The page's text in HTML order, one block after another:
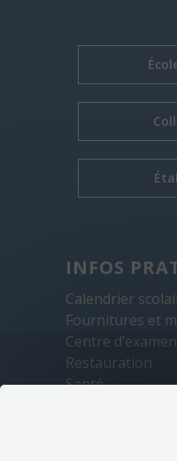
INFOS
Calendrier
Fournitures et
Centre
Restauration
Santé